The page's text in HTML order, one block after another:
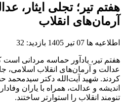
هفتم تیر؛ تجلی ایثار،
آرمان‌های انقلاب
اطلاعیه ها 07 تیر 1405 بازدید: 32
هفتم تیر، یادآور حماسه مردانی است
عدالت و آرمان‌های انقلاب اسلامی،
کردند. شهید آیت‌الله دکتر سیدمحمد
اندیشه و عدالت، همراه با یاران
تنومند انقلاب را استوارتر ساختند.